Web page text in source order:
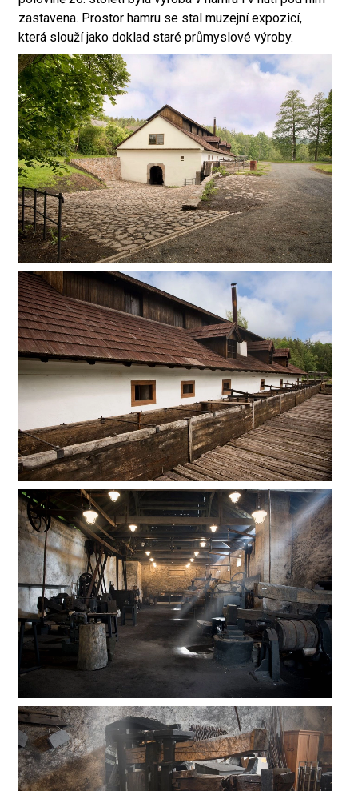
zastavena. Prostor hamru se stal muzejní expozicí,
která slouží jako doklad staré průmyslové výroby.